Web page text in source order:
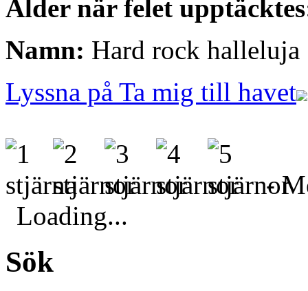
Ålder när felet
Namn: Hard rock halleluja
Lyssna på Ta mig till havet
-
Loading...
Sök